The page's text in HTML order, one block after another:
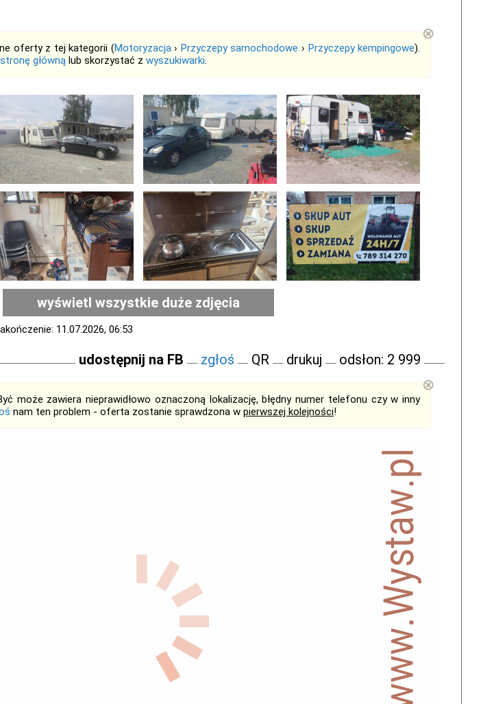
oferty z tej kategorii (Motoryzacja› Przyczepy samochodowe › Przyczepy kempingowe).
stronę główną lub skorzystać z wyszukiwarki.
⊗
wyświetl wszystkie duże zdjęcia
11.07.2026, 06:53
udostępnij na FB zgłoś QR drukuj odsłon: 2 999
może zawiera nieprawidłowo oznaczoną lokalizację, błędny numer telefonu czy w inny
nam ten problem - oferta zostanie sprawdzona w pierwszej kolejności!
⊗